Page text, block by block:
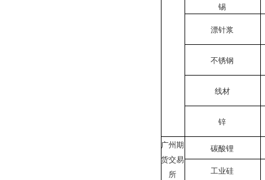
锡
漂针浆
不锈钢
线材
锌
广州期
货交易
所
碳酸锂
工业硅